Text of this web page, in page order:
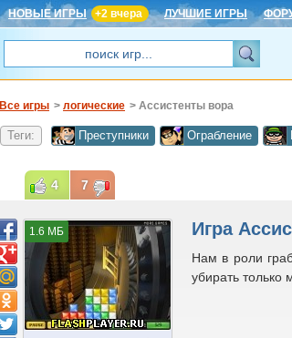
НОВЫЕ ИГРЫ +2 вчера ЛУЧШИЕ ИГРЫ
Все игры > логические > Ассистенты вора
Теги: Преступники Ограбление
Игра
Нам в роли
убирать только
1.6 МБ
4 7